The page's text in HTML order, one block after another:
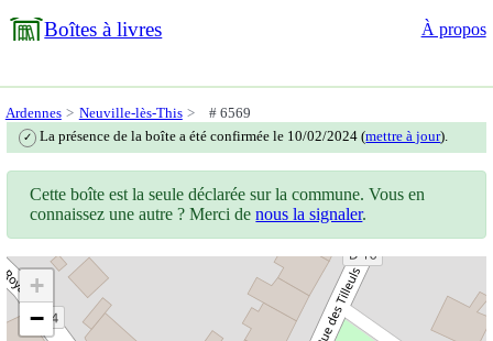
Boîtes à livres À propos
Ardennes Neuville-lès-This # 6569
✓ La présence de la boîte a été confirmée le 10/02/2024 (mettre à jour).
Cette boîte est la seule déclarée sur la commune. Vous en
connaissez une autre ? Merci denous la signaler.
+
−